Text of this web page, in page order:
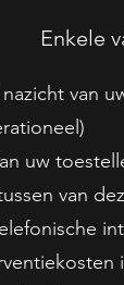
Enkele
van
uw
van